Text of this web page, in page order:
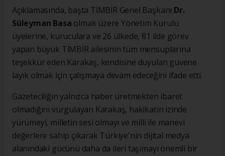
Açıklamasında, başta TİMBİR Genel Başkanı Dr.
Süleyman Basa olmak üzere Yönetim Kurulu
üyelerine, kuruculara ve 26 ülkede, 81 ilde görev
yapan büyük TİMBİR ailesinin tüm mensuplarına
teşekkür eden Karakaş, kendisine duyulan güvene
layık olmak için çalışmaya devam edeceğini ifade etti.
Gazeteciliğin yalnızca haber üretmekten ibaret
olmadığını vurgulayan Karakaş, hakikatin izinde
yürümeyi, milletin sesi olmayı ve milli ile manevi
değerlere sahip çıkarak Türkiye'nin dijital medya
alanındaki gücünü daha da ileri taşımayı önemli bir